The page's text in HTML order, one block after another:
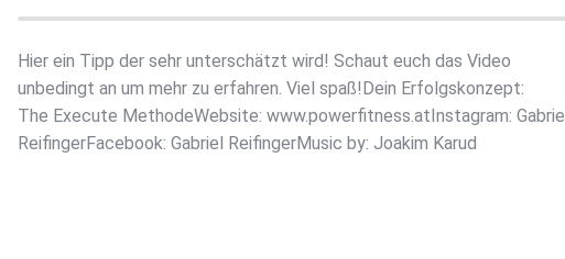
Hier ein Tipp der sehr unterschätzt wird! Schaut euch das Video
unbedingt an um mehr zu erfahren. Viel spaß!Dein Erfolgskonzept:
The Execute MethodeWebsite: www.powerfitness.atInstagram: Gabriel
ReifingerFacebook: Gabriel ReifingerMusic by: Joakim Karud